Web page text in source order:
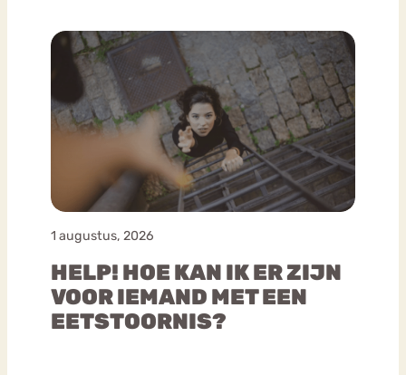
1 augustus, 2026
HELP! HOE KAN IK ER ZIJN
VOOR IEMAND MET EEN
EETSTOORNIS?